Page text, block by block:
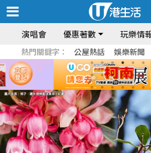
演唱會 優惠著數 玩樂情
熱門關鍵字： 公屋熱話 娛樂新聞